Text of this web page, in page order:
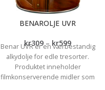
BENAROLJE UVR
kr309 – kr599
Benar UVR er en værbestandig
alkydolje for edle tresorter.
Produktet inneholder
filmkonserverende midler som